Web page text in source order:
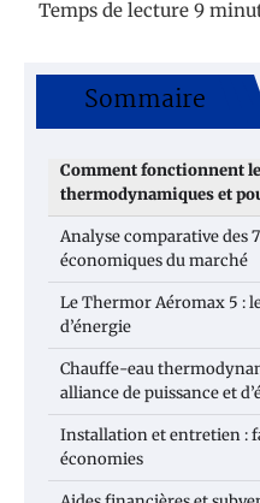
Sommaire
Comment fonctionnent
thermodynamiques et
Analyse comparative des
économiques du marché
Le Thermor Aéromax 5 :
d’énergie
Chauffe-eau
alliance de puissance et
Installation et entretien :
économies